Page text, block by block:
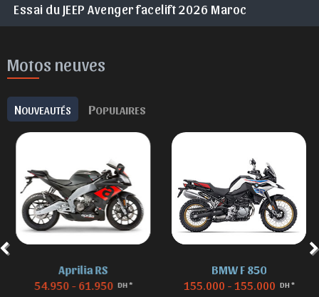
Essai du JEEP Avenger facelift 2026 Maroc
Motos neuves
NOUVEAUTÉS POPULAIRES
Aprilia RS
54.950 - 61.950
DH *
BMW F 850
155.000 - 155.000
DH *